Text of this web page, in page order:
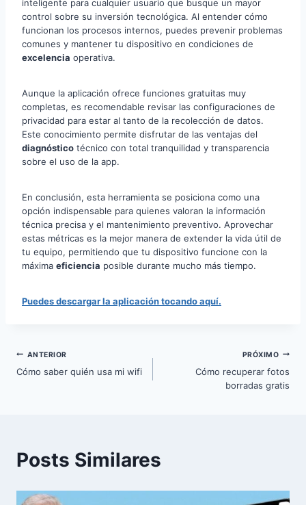
inteligente para cualquier usuario que busque un mayor
control sobre su inversión tecnológica. Al entender cómo
funcionan los procesos internos, puedes prevenir problemas
comunes y mantener tu dispositivo en condiciones de
excelencia operativa.
Aunque la aplicación ofrece funciones gratuitas muy
completas, es recomendable revisar las configuraciones de
privacidad para estar al tanto de la recolección de datos.
Este conocimiento permite disfrutar de las ventajas del
diagnóstico técnico con total tranquilidad y transparencia
sobre el uso de la app.
En conclusión, esta herramienta se posiciona como una
opción indispensable para quienes valoran la información
técnica precisa y el mantenimiento preventivo. Aprovechar
estas métricas es la mejor manera de extender la vida útil de
tu equipo, permitiendo que tu dispositivo funcione con la
máxima eficiencia posible durante mucho más tiempo.
Puedes descargar la aplicación tocando aquí.
Navegação
ANTERIOR
Cómo saber quién usa mi wifi
PRÓXIMO
Cómo recuperar fotos
borradas gratis
Posts Similares